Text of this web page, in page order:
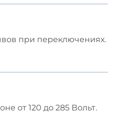
при переключениях.
от 120 до 285 Вольт.